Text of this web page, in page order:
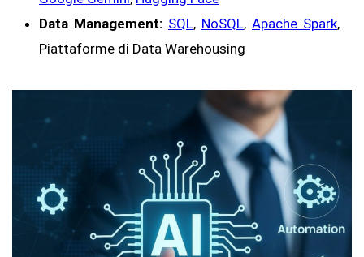
Data Management: SQL, NoSQL, Apache Spark,
Piattaforme di Data Warehousing